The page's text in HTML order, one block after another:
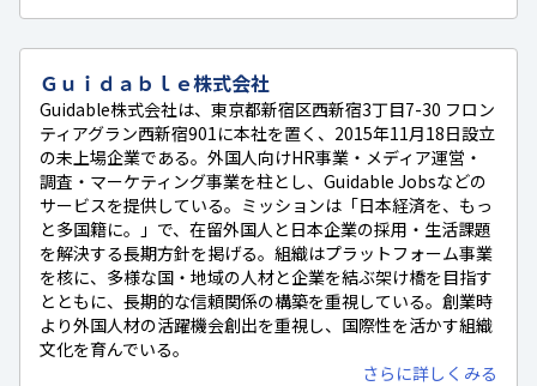
Ｇｕｉｄａｂｌｅ株式会社
Guidable株式会社は、東京都新宿区西新宿3丁目7-30 フロン
ティアグラン西新宿901に本社を置く、2015年11月18日設立
の未上場企業である。外国人向けHR事業・メディア運営・
調査・マーケティング事業を柱とし、Guidable Jobsなどの
サービスを提供している。ミッションは「日本経済を、もっ
と多国籍に。」で、在留外国人と日本企業の採用・生活課題
を解決する長期方針を掲げる。組織はプラットフォーム事業
を核に、多様な国・地域の人材と企業を結ぶ架け橋を目指す
とともに、長期的な信頼関係の構築を重視している。創業時
より外国人材の活躍機会創出を重視し、国際性を活かす組織
文化を育んでいる。
さらに詳しくみる